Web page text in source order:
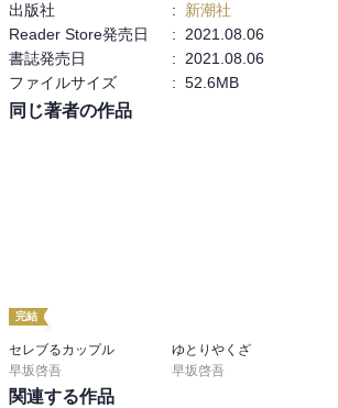
出版社
:
新潮社
Reader Store発売日
: 2021.08.06
書誌発売日
: 2021.08.06
ファイルサイズ
: 52.6MB
同じ著者の作品
完結
セレブるカップル
早坂啓吾
ゆとりやくざ
早坂啓吾
関連する作品